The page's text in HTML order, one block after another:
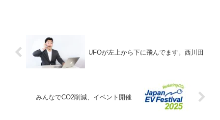
UFOが左上から下に飛んでます。西川田
みんなでCO2削減、イベント開催